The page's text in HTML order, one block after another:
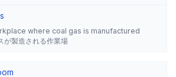
where coal gas is manufactured
が製造される作業場